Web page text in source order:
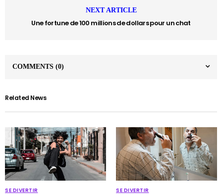
NEXT ARTICLE
Une fortune de 100 millions de dollars pour un chat
COMMENTS (0)
Related News
SE DIVERTIR SE DIVERTIR